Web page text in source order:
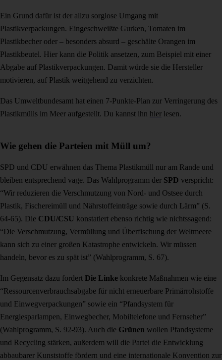
Ein Grund dafür ist der allzu sorglose Umgang mit
Plastikverpackungen. Eingeschweißte Gurken, Tomaten im
Plastikbecher oder – besonders absurd – geschälte Orangen im
Plastikbeutel. Hier kann die Politik ansetzen, zum Beispiel mit einer
Abgabe auf Plastikverpackungen. Damit würde sie die Hersteller
motivieren, auf Plastik weitgehend zu verzichten.
Das Umweltbundesamt hat einen 7-Punkte-Plan zur Verringerung des
Plastikmülls im Meer aufgestellt. Du kannst ihn hier lesen.
Wie gehen die Parteien mit Müll um?
SPD und CDU erwähnen das Thema Plastikmüll nur am Rande und
bleiben entsprechend vage. Das Wahlprogramm der SPD verspricht:
“Wir reduzieren die Verschmutzung von Nord- und Ostsee durch
Plastik, Fischereimüll und Nährstoffeinträge sowie durch Lärm” (S.
64-65). Die CDU/CSU konstatiert ebenso richtig wie nichtssagend:
“Die Verschmutzung, Vermüllung und Überfischung der Weltmeere
kann sich zu einer großen Katastrophe entwickeln. Wir müssen
handeln, bevor es zu spät ist” (Wahlprogramm, S. 67).
Im Gegensatz dazu fordert Die Linke konkrete Maßnahmen wie eine
“Ressourcenverbrauchsabgabe für nicht erneuerbare Primärrohstoffe
und Einwegverpackungen” sowie ein “Pfandsystem für
Energiesparlampen, Einwegbecher, Mobiltelefone und Fernseher”
(Wahlprogramm, S. 92-93). Auch die Grünen wollen Pfandsysteme
und Recycling stärken, außerdem will die Partei die Entwicklung
abbaubarer Kunststoffe fördern und eine internationale Konvention zur